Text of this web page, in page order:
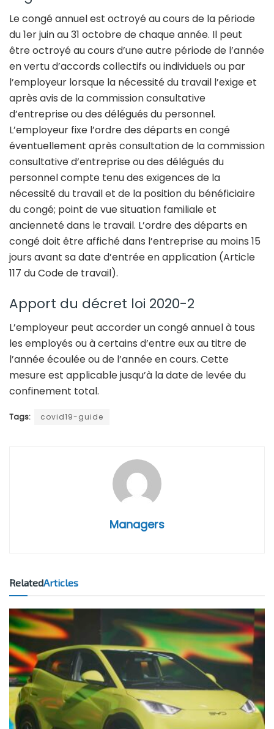
Le congé annuel est octroyé au cours de la période
du 1er juin au 31 octobre de chaque année. Il peut
être octroyé au cours d’une autre période de l’année
en vertu d’accords collectifs ou individuels ou par
l’employeur lorsque la nécessité du travail l’exige et
après avis de la commission consultative
d’entreprise ou des délégués du personnel.
L’employeur fixe l’ordre des départs en congé
éventuellement après consultation de la commission
consultative d’entreprise ou des délégués du
personnel compte tenu des exigences de la
nécessité du travail et de la position du bénéficiaire
du congé; point de vue situation familiale et
ancienneté dans le travail. L’ordre des départs en
congé doit être affiché dans l’entreprise au moins 15
jours avant sa date d’entrée en application (Article
117 du Code de travail).
Apport du décret loi 2020-2
L’employeur peut accorder un congé annuel à tous
les employés ou à certains d’entre eux au titre de
l’année écoulée ou de l’année en cours. Cette
mesure est applicable jusqu’à la date de levée du
confinement total.
Tags: covid19-guide
Managers
RelatedArticles